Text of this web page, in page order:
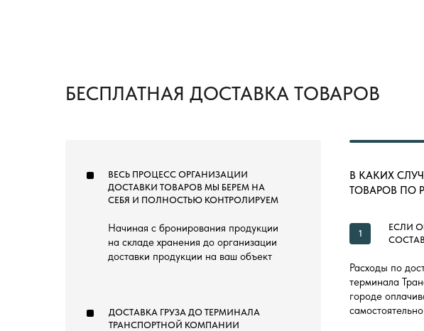
БЕСПЛАТНАЯ ДОСТАВКА ТОВАРОВ
ВЕСЬ ПРОЦЕСС ОРГАНИЗАЦИИ
ДОСТАВКИ ТОВАРОВ МЫ БЕРЕМ НА
СЕБЯ И ПОЛНОСТЬЮ КОНТРОЛИРУЕМ
Начиная с бронирования продукции
на складе хранения до организации
доставки продукции на ваш объект
Расходы по
терминала
городе
ДОСТАВКА ГРУЗА ДО ТЕРМИНАЛА
ТРАНСПОРТНОЙ КОМПАНИИ
1
В КАКИХ
ТОВАРОВ ПО
ЕСЛИ